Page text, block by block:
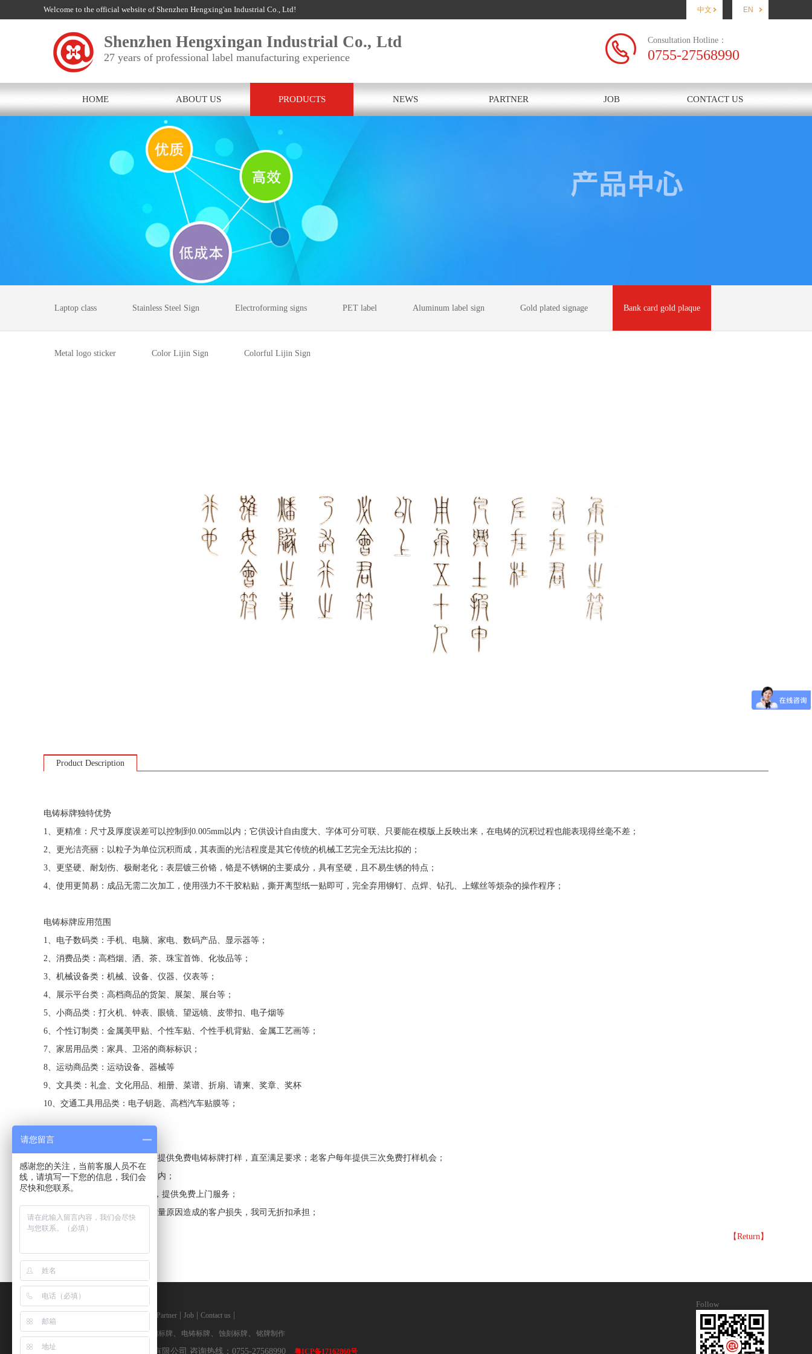
Welcome to the official website of Shenzhen Hengxing'an Industrial Co., Ltd! EN
中文
Shenzhen Hengxingan Industrial Co., Ltd
27 years of professional label manufacturing experience
Consultation Hotline：
0755-27568990
HOME ABOUT US PRODUCTS NEWS PARTNER JOB CONTACT US
Laptop class Stainless Steel Sign Electroforming signs PET label Aluminum label sign Gold plated signage Bank card gold plaque
Metal logo sticker Color Lijin Sign Colorful Lijin Sign
Product Description
电铸标牌独特优势
1、更精准：尺寸及厚度误差可以控制到0.005mm以内；它供设计自由度大、字体可分可联、只要能在模版上反映出来，在电铸的沉积过程也能表现得丝毫不差；
2、更光洁亮丽：以粒子为单位沉积而成，其表面的光洁程度是其它传统的机械工艺完全无法比拟的；
3、更坚硬、耐划伤、极耐老化：表层镀三价铬，铬是不锈钢的主要成分，具有坚硬，且不易生锈的特点；
4、使用更简易：成品无需二次加工，使用强力不干胶粘贴，撕开离型纸一贴即可，完全弃用铆钉、点焊、钻孔、上螺丝等烦杂的操作程序；
电铸标牌应用范围
1、电子数码类：手机、电脑、家电、数码产品、显示器等；
2、消费品类：高档烟、洒、茶、珠宝首饰、化妆品等；
3、机械设备类：机械、设备、仪器、仪表等；
4、展示平台类：高档商品的货架、展架、展台等；
5、小商品类：打火机、钟表、眼镜、望远镜、皮带扣、电子烟等
6、个性订制类：金属美甲贴、个性车贴、个性手机背贴、金属工艺画等；
7、家居用品类：家具、卫浴的商标标识；
8、运动商品类：运动设备、器械等
9、文具类：礼盒、文化用品、相册、菜谱、折扇、请柬、奖章、奖杯
10、交通工具用品类：电子钥匙、高档汽车贴膜等；
服务承诺
1、免费电铸标牌打样：新客户提供免费电铸标牌打样，直至满足要求；老客户每年提供三次免费打样机会；
2、免运输费：限中国大陆范围内；
3、免费上门服务：7天12小时，提供免费上门服务；
4、质量保证：凡因我司主观质量原因造成的客户损失，我司无折扣承担；
【Return】
Partner Job Contact us
keywords：标牌制作厂家、不锈钢标牌 、 电铸标牌 、 蚀刻标牌 、 铭牌制作
版权所有：深圳市恒兴安实业有限公司 咨询热线：0755-27568990 粤ICP备17162860号
Follow
请您留言
感谢您的关注，当前客服人员不在
线，请填写一下您的信息，我们会
尽快和您联系。